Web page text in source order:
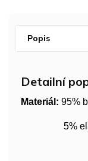
Popis
Detailní
Materiál:
5%